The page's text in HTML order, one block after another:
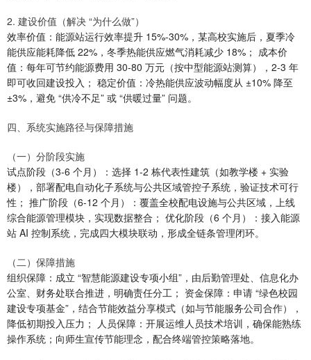
2. 建设价值（解决 “为什么做”）
效率价值：能源站运行效率提升 15%-30%，某高校实施后，夏季冷
能供应能耗降低 22%，冬季热能供应燃气消耗减少 18%； 成本价
值：每年可节约能源费用 30-80 万元（按中型能源站测算），2-3 年
即可收回建设投入； 稳定价值：冷热能供应波动幅度从 ±10% 降至
±3%，避免 “供冷不足” 或 “供暖过量” 问题。
四、系统实施路径与保障措施
（一）分阶段实施
试点阶段（3-6 个月）：选择 1-2 栋代表性建筑（如教学楼 + 实验
楼），部署配电自动化子系统与公共区域管控子系统，验证技术可行
性； 推广阶段（6-12 个月）：覆盖全校配电设施与公共区域，上线
综合能源管理模块，实现数据整合； 优化阶段（6 个月）：接入能源
站 AI 控制系统，完成四大模块联动，形成全链条管理闭环。
（二）保障措施
组织保障：成立 “智慧能源建设专项小组”，由后勤管理处、信息化办
公室、财务处联合推进，明确责任分工； 资金保障：申请 “绿色校园
建设专项基金”，结合节能效益分享模式（如与节能服务公司合作），
降低初期投入压力； 人员保障：开展运维人员技术培训，确保能熟练
操作系统；向师生宣传节能理念，配合终端管控策略落地。